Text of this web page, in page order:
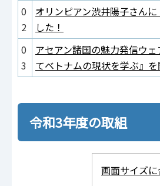
0
2
オリンピアン渋井陽子さん
した！
0
3
アセアン諸国の魅力発信ウ
てベトナムの現状を学ぶ』
令和3年度の取組
画面サイズ